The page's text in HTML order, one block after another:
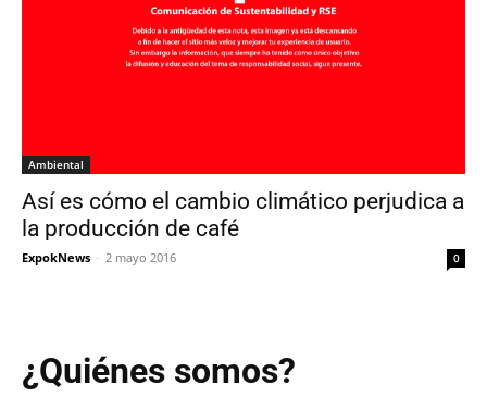
Ambiental
Así es cómo el cambio climático perjudica a
la producción de café
ExpokNews - 2 mayo 2016 0
¿Quiénes somos?